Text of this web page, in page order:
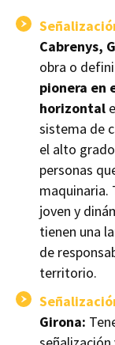
Cabrenys,
obra o
pionera en
horizontal
sistema de
el alto
personas
maquinaria.
joven y
tienen una
de
territorio.
Girona: